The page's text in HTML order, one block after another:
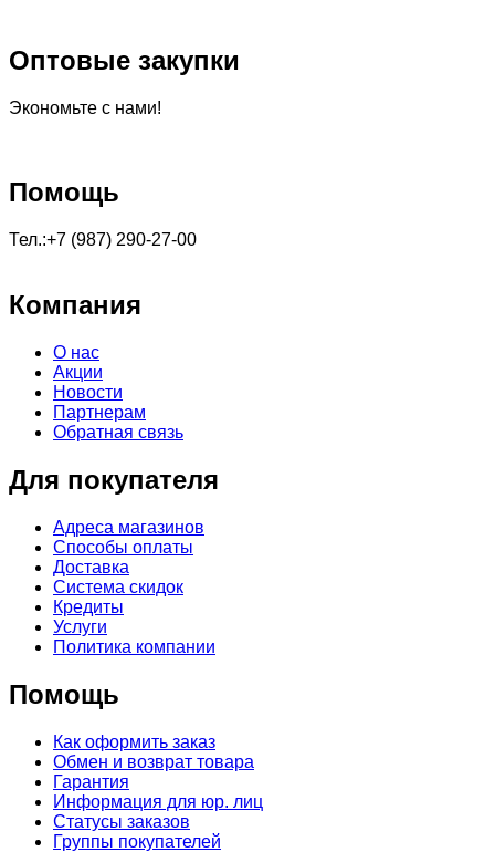
Оптовые закупки
Экономьте с нами!
Помощь
Тел.:+7 (987) 290-27-00
Компания
О нас
Акции
Новости
Партнерам
Обратная связь
Для покупателя
Адреса магазинов
Способы оплаты
Доставка
Система скидок
Кредиты
Услуги
Политика компании
Помощь
Как оформить заказ
Обмен и возврат товара
Гарантия
Информация для юр. лиц
Статусы заказов
Группы покупателей